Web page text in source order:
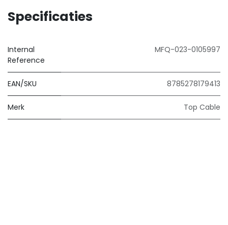
Specificaties
Internal
Reference
MFQ-023-0105997
EAN/SKU 8785278179413
Merk Top Cable